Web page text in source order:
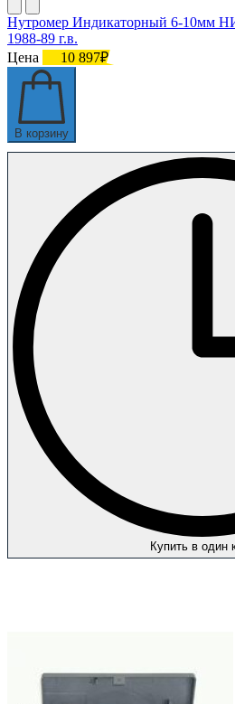
Нутромер Индикаторный 6-10мм
1988-89 г.в.
Цена
10 897₽
В корзину
Купить в один